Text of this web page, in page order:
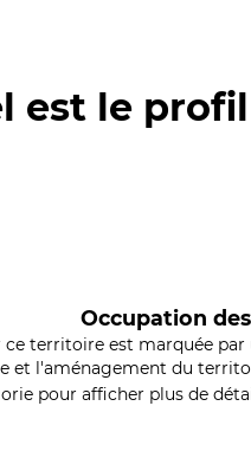
est le
Occupation
ce territoire est marquée
et l'aménagement du
pour afficher plus de